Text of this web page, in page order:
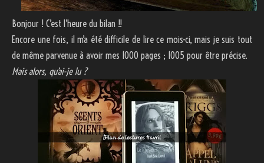
Bonjour ! C’est l’heure du bilan !!
Encore une fois, il m’a été difficile de lire ce mois-ci, mais je suis tout
de même parvenue à avoir mes 1000 pages ; 1005 pour être précise.
Mais alors, qu’ai-je lu ?